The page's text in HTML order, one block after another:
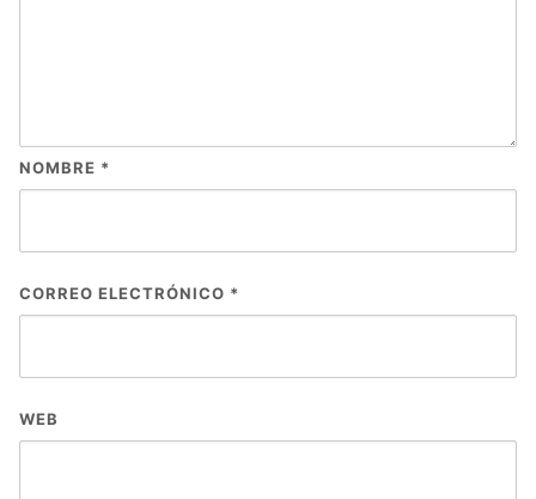
NOMBRE *
CORREO ELECTRÓNICO *
WEB